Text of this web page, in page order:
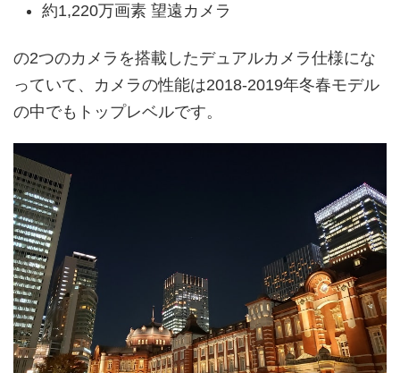
約1,220万画素 望遠カメラ
の2つのカメラを搭載したデュアルカメラ仕様にな
っていて、カメラの性能は2018-2019年冬春モデル
の中でもトップレベルです。